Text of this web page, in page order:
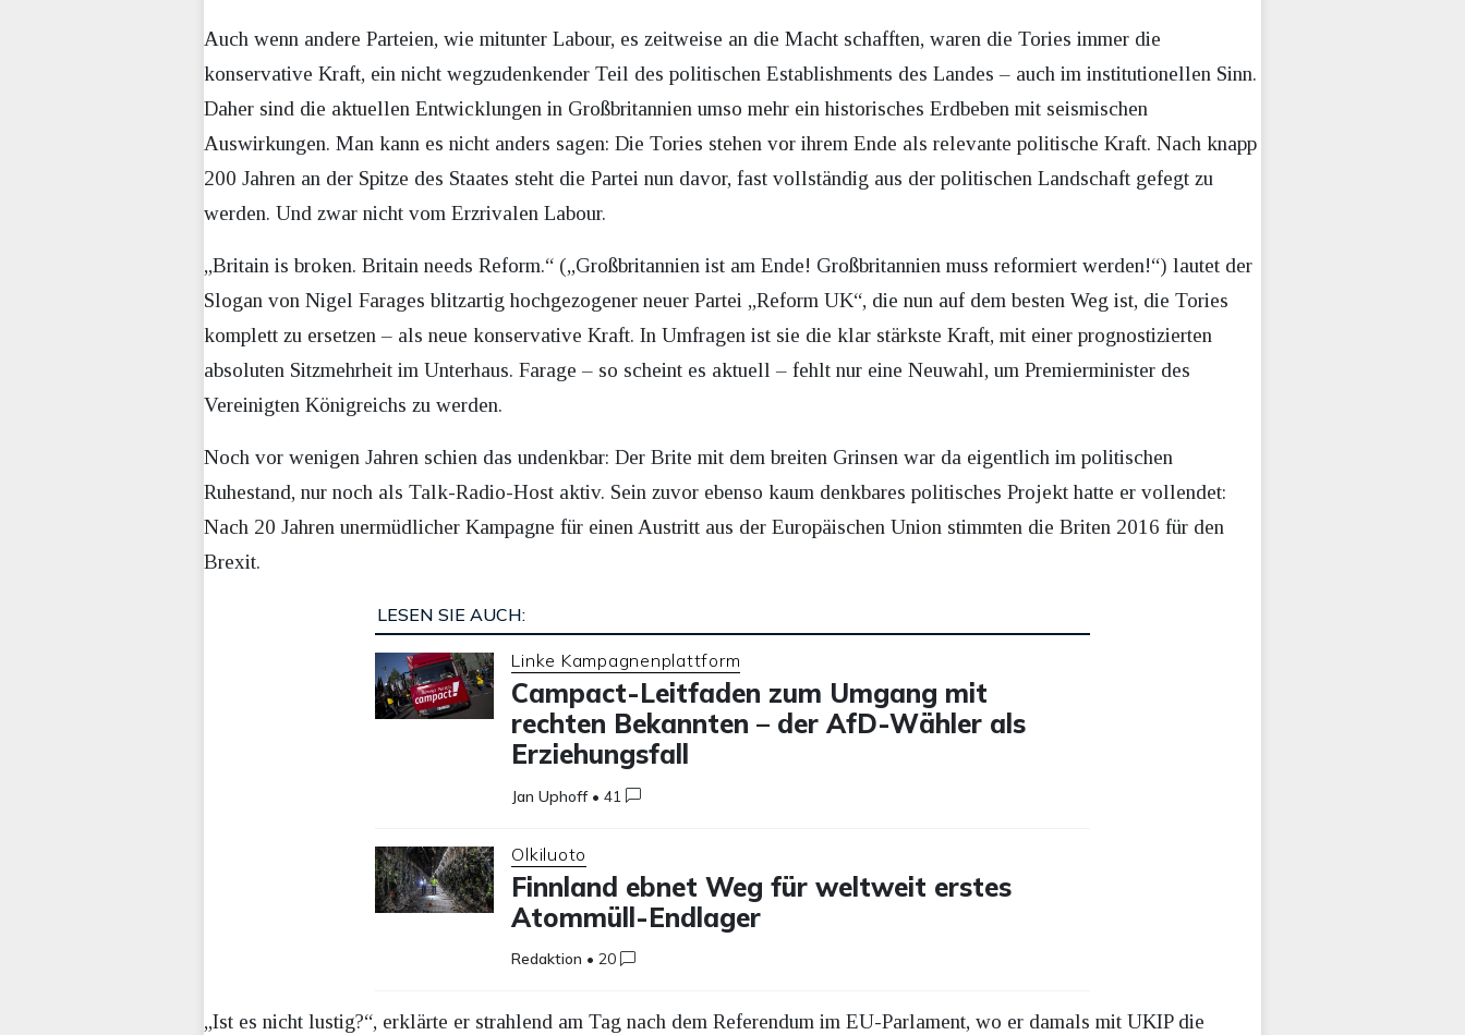
Auch wenn andere Parteien, wie mitunter Labour, es zeitweise an die Macht schafften, waren die Tories immer die
konservative Kraft, ein nicht wegzudenkender Teil des politischen Establishments des Landes – auch im institutionellen Sinn.
Daher sind die aktuellen Entwicklungen in Großbritannien umso mehr ein historisches Erdbeben mit seismischen
Auswirkungen. Man kann es nicht anders sagen: Die Tories stehen vor ihrem Ende als relevante politische Kraft. Nach knapp
200 Jahren an der Spitze des Staates steht die Partei nun davor, fast vollständig aus der politischen Landschaft gefegt zu
werden. Und zwar nicht vom Erzrivalen Labour.
„Britain is broken. Britain needs Reform.“ („Großbritannien ist am Ende! Großbritannien muss reformiert werden!“) lautet der
Slogan von Nigel Farages blitzartig hochgezogener neuer Partei „Reform UK“, die nun auf dem besten Weg ist, die Tories
komplett zu ersetzen – als neue konservative Kraft. In Umfragen ist sie die klar stärkste Kraft, mit einer prognostizierten
absoluten Sitzmehrheit im Unterhaus. Farage – so scheint es aktuell – fehlt nur eine Neuwahl, um Premierminister des
Vereinigten Königreichs zu werden.
Noch vor wenigen Jahren schien das undenkbar: Der Brite mit dem breiten Grinsen war da eigentlich im politischen
Ruhestand, nur noch als Talk-Radio-Host aktiv. Sein zuvor ebenso kaum denkbares politisches Projekt hatte er vollendet:
Nach 20 Jahren unermüdlicher Kampagne für einen Austritt aus der Europäischen Union stimmten die Briten 2016 für den
Brexit.
LESEN SIE AUCH:
Linke Kampagnenplattform
Campact-Leitfaden zum Umgang mit
rechten Bekannten – der AfD-Wähler als
Erziehungsfall
Jan Uphoff •41
Olkiluoto
Finnland ebnet Weg für weltweit erstes
Atommüll-Endlager
Redaktion •20
„Ist es nicht lustig?“, erklärte er strahlend am Tag nach dem Referendum im EU-Parlament, wo er damals mit UKIP die